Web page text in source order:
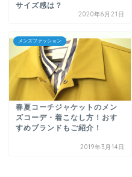
サイズ感は？
2020年6月21日
メンズファッション
春夏コーチジャケットのメン
ズコーデ・着こなし方！おす
すめブランドもご紹介！
2019年3月14日